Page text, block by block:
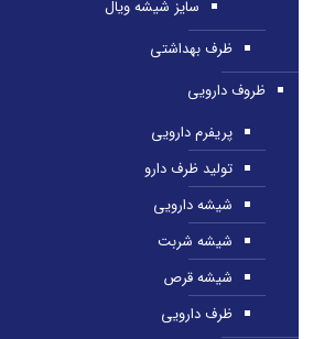
سایز شیشه ویال
ظرف بهداشتی
ظروف دارویی
پریفرم دارویی
تولید ظرف دارو
شیشه دارویی
شیشه شربت
شیشه قرص
ظرف دارویی